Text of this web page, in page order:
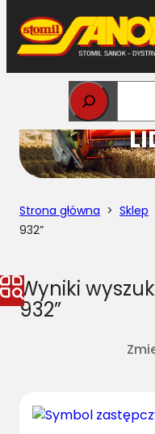
Przejdź
do
treści
Strona główna > Sklep
932”
Wyniki
932”